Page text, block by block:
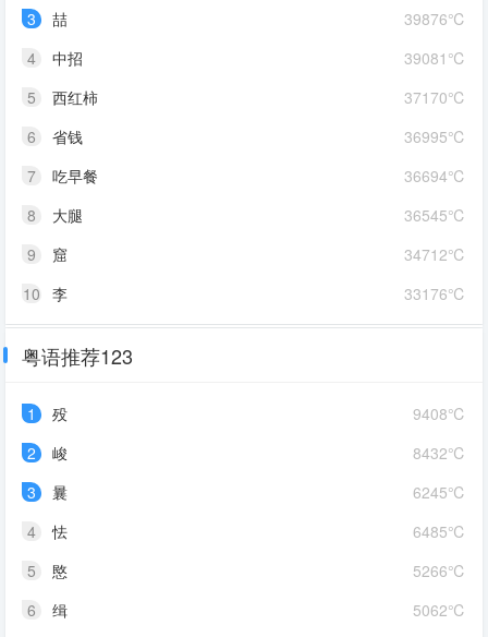
39876℃
3
喆
39081℃
4
中招
37170℃
5
西红柿
36995℃
6
省钱
36694℃
7
吃早餐
36545℃
8
大腿
34712℃
9
窟
33176℃
10 李
粤语推荐123
9408℃
1
殁
8432℃
2
峻
6245℃
3
曩
6485℃
4
怯
5266℃
5
愍
5062℃
6
缉